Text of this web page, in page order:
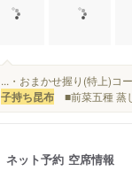
...・おまかせ握り(特上)コ
子持ち昆布 ■前菜五種 蒸
ネット予約 空席情報